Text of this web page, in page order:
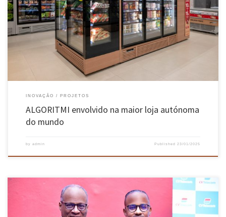
Foi inaugurada em Leiria maior loja autónoma do mundo, uma realidade que nasce no
âmbito do Projeto PT Smart Retail, no qual o Centro ALGORITMI está integrado. Juntamente
com a empresa Jordão, com sede em Guimarães, o Centro ALGORITMI incorporou o processo
de investigação e criação de tecnologias de suporte […]
INOVAÇÃO PROJETOS
ALGORITMI envolvido na maior loja autónoma
do mundo
by admin Published 23/01/2025